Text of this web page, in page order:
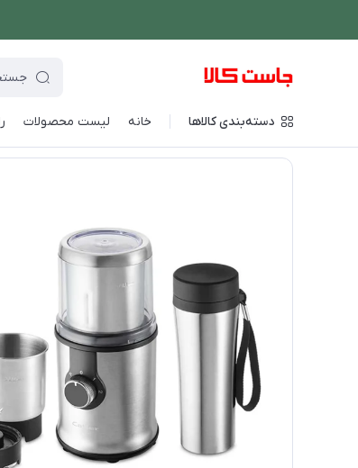
دسته‌بندی کالاها خانه لیست محصولات
فروشگاه اینترنتی جاست کالا دستگاه های غذاساز